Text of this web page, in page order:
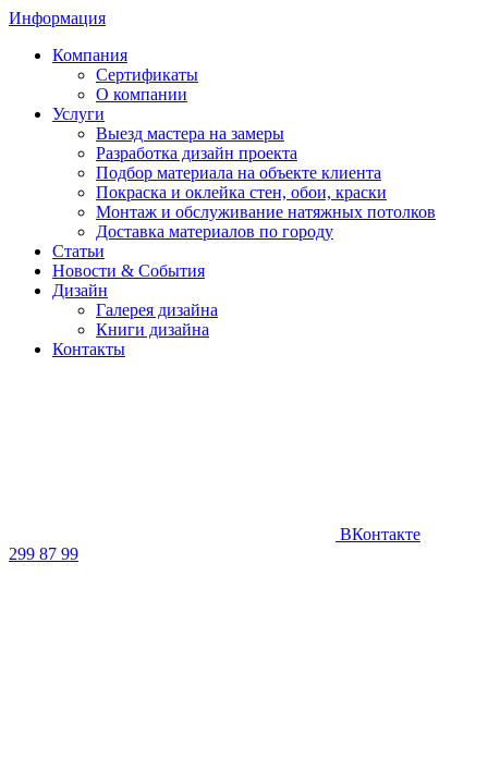
Информация
Компания
Сертификаты
О компании
Услуги
Выезд мастера на замеры
Разработка дизайн проекта
Подбор материала на объекте клиента
Покраска и оклейка стен, обои, краски
Монтаж и обслуживание натяжных потолков
Доставка материалов по городу
Статьи
Новости & События
Дизайн
Галерея дизайна
Книги дизайна
Контакты
ВКонтакте
299 87 99